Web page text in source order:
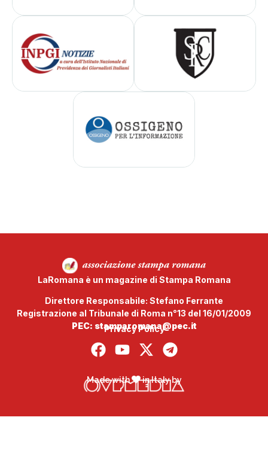
LaRomana è un magazine di Stampa Romana
Direttore Responsabile: Stefano Ferrante
Registrazione al Tribunale di Roma n°13 del 16/01/2009
PEC: stamparomana@pec.it
Privacy Policy
Made with in Italy by